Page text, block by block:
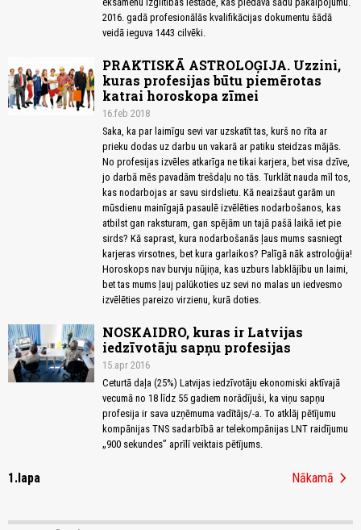
2016. gadā profesionālās kvalifikācijas dokumentu šādā
veidā ieguva 1443 cilvēki.
PRAKTISKĀ ASTROLOĢIJA. Uzzini,
kuras profesijas būtu piemērotas
katrai horoskopa zīmei
16.feb 2018
Saka, ka par laimīgu sevi var uzskatīt tas, kurš no rīta ar
prieku dodas uz darbu un vakarā ar patiku steidzas mājās.
No profesijas izvēles atkarīga ne tikai karjera, bet visa dzīve,
jo darbā mēs pavadām trešdaļu no tās. Turklāt nauda mīl tos,
kas nodarbojas ar savu sirdslietu. Kā neaizšaut garām un
mūsdienu mainīgajā pasaulē izvēlēties nodarbošanos, kas
atbilst gan raksturam, gan spējām un tajā pašā laikā iet pie
sirds? Kā saprast, kura nodarbošanās ļaus mums sasniegt
karjeras virsotnes, bet kura garlaikos? Palīgā nāk astroloģija!
Horoskops nav burvju nūjiņa, kas uzburs labklājību un laimi,
bet tas mums ļauj palūkoties uz sevi no malas un iedvesmo
izvēlēties pareizo virzienu, kurā doties.
NOSKAIDRO, kuras ir Latvijas
iedzīvotāju sapņu profesijas
15.apr 2016
Ceturtā daļa (25%) Latvijas iedzīvotāju ekonomiski aktīvajā
vecumā no 18 līdz 55 gadiem norādījuši, ka viņu sapņu
profesija ir sava uzņēmuma vadītājs/-a. To atklāj pētījumu
kompānijas TNS sadarbībā ar telekompānijas LNT raidījumu
„900 sekundes” aprīlī veiktais pētījums.
1.lapa Nākamā chevron_right